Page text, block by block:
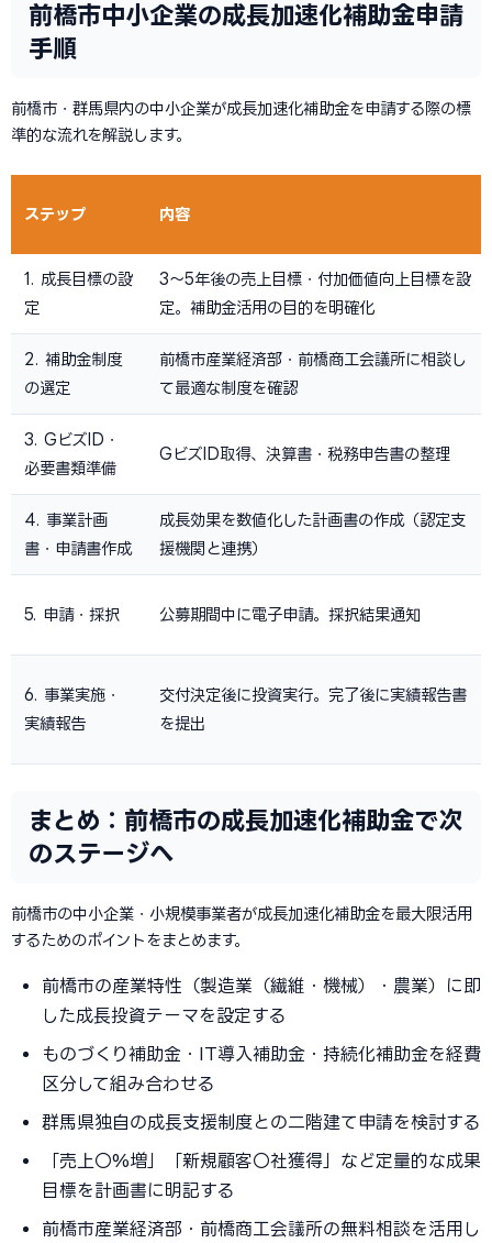
前橋市中小企業の成長加速化補助金申請
手順
前橋市・群馬県内の中小企業が成長加速化補助金を申請する際の標
準的な流れを解説します。
ステップ 内容
1. 成長目標の設
定
3〜5年後の売上目標・付加価値向上目標を設
定。補助金活用の目的を明確化
2. 補助金制度
の選定
前橋市産業経済部・前橋商工会議所に相談し
て最適な制度を確認
3. GビズID・
必要書類準備
GビズID取得、決算書・税務申告書の整理
4. 事業計画
書・申請書作成
成長効果を数値化した計画書の作成（認定支
援機関と連携）
5. 申請・採択 公募期間中に電子申請。採択結果通知
6. 事業実施・
実績報告
交付決定後に投資実行。完了後に実績報告書
を提出
まとめ：前橋市の成長加速化補助金で次
のステージへ
前橋市の中小企業・小規模事業者が成長加速化補助金を最大限活用
するためのポイントをまとめます。
前橋市の産業特性（製造業（繊維・機械）・農業）に即
した成長投資テーマを設定する
ものづくり補助金・IT導入補助金・持続化補助金を経費
区分して組み合わせる
群馬県独自の成長支援制度との二階建て申請を検討する
「売上〇%増」「新規顧客〇社獲得」など定量的な成果
目標を計画書に明記する
前橋市産業経済部・前橋商工会議所の無料相談を活用し